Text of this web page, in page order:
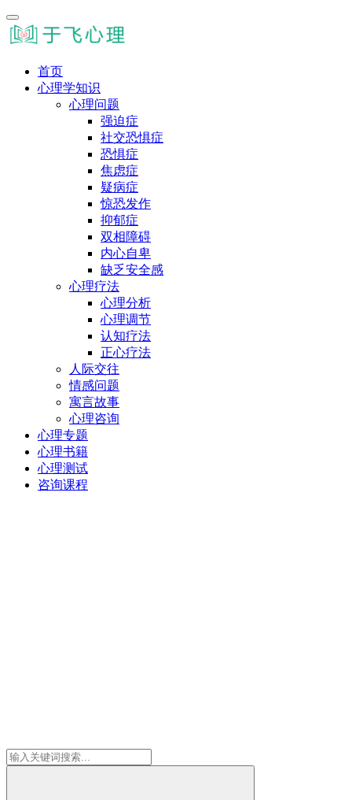
首页
心理学知识
心理问题
强迫症
社交恐惧症
恐惧症
焦虑症
疑病症
惊恐发作
抑郁症
双相障碍
内心自卑
缺乏安全感
心理疗法
心理分析
心理调节
认知疗法
正心疗法
人际交往
情感问题
寓言故事
心理咨询
心理专题
心理书籍
心理测试
咨询课程